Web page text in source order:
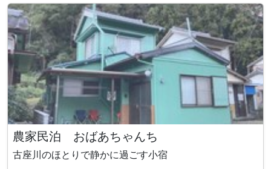
農家民泊 おばあちゃんち
古座川のほとりで静かに過ごす小宿